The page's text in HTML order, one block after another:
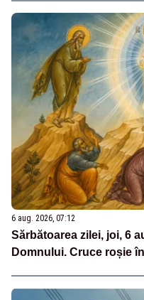
6 aug. 2026, 07:12
Sărbătoarea zilei, joi, 6
Domnului. Cruce roșie